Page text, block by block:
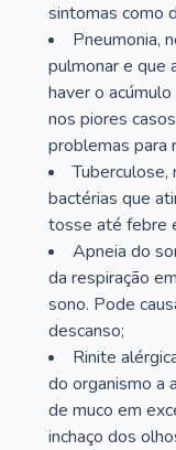
sintomas como
Pneumonia,
pulmonar e que
haver o
nos piores
problemas para
Tuberculose,
bactérias que
tosse até febre
Apneia do
da respiração
sono. Pode
descanso;
Rinite
do organismo a
de muco em
inchaço dos